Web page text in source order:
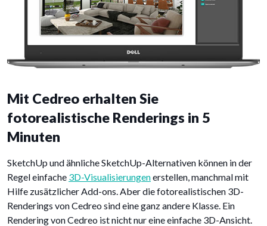
Mit Cedreo erhalten Sie
fotorealistische Renderings in 5
Minuten
SketchUp und ähnliche SketchUp-Alternativen können in der
Regel einfache 3D-Visualisierungenerstellen, manchmal mit
Hilfe zusätzlicher Add-ons. Aber die fotorealistischen 3D-
Renderings von Cedreo sind eine ganz andere Klasse. Ein
Rendering von Cedreo ist nicht nur eine einfache 3D-Ansicht.